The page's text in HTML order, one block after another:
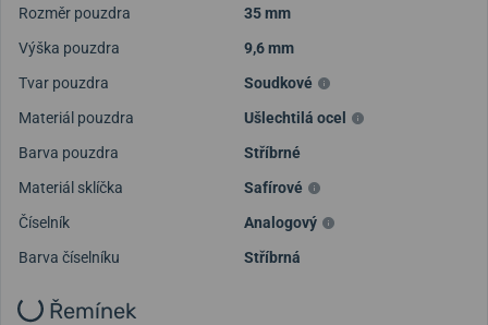
Rozměr pouzdra
35 mm
Výška pouzdra
9,6 mm
Tvar pouzdra
Soudkové
Materiál pouzdra
Ušlechtilá ocel
Barva pouzdra
Stříbrné
Materiál sklíčka
Safírové
Číselník
Analogový
Barva číselníku
Stříbrná
Řemínek